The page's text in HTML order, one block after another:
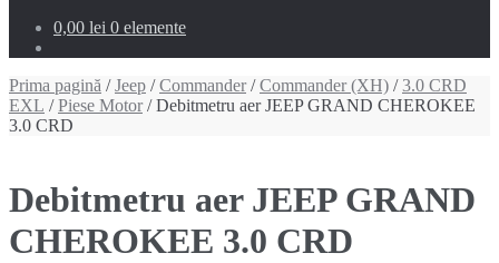
0,00 lei 0 elemente
Prima pagină /Jeep /Commander/Commander (XH) /3.0 CRD
EXL /Piese Motor/ Debitmetru aer JEEP GRAND CHEROKEE
3.0 CRD
Debitmetru aer JEEP GRAND
CHEROKEE 3.0 CRD